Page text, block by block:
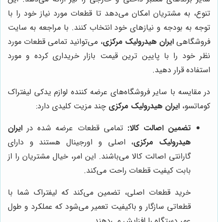
تنوع، به مشتریان امکان می‌دهد تا قطعات مورد نیاز خود را با
توجه به بودجه و نیازهای خود انتخاب کنند. با مراجعه به سایت
فروشگاهی ایران هیدرولیک مرکزی، می‌توانید تمامی قطعات مورد
نظر خود را با پایین ترین قیمت بازار خریداری کرده و مورد
استفاده قرار دهید.
در مقایسه با سایر فروشگاه‌های عرضه کننده لوازم یدکی لیفتراک
کوماتسو، ایران هیدرولیک مرکزی چند مزیت کلیدی دارد:
تضمین اصالت کالا: تمامی قطعات عرضه شده در ایران
هیدرولیک مرکزی، اصلی و اورجینال هستند و دارای
گارانتی اصالت کالا می‌باشند. این امر، خیال مشتریان را از
بابت کیفیت قطعات راحت می‌کند.
خرید قطعات اصلی، تضمین می‌کند که لیفتراک شما با
قطعاتی سازگار و باکیفیت تعمیر می‌شود که عملکرد و طول